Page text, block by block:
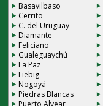
Basavilbaso
Cerrito
C. del Uruguay
Diamante
Feliciano
Gualeguaychú
La Paz
Liebig
Nogoyá
Piedras Blancas